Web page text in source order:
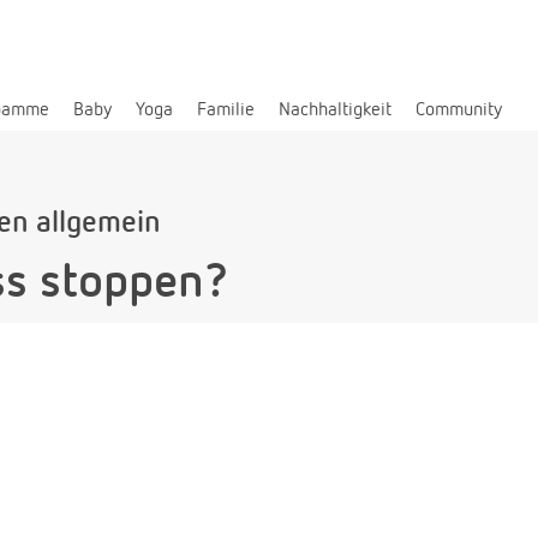
Baby Yoga Familie Nachhaltigkeit Community
allgemein
stoppen?